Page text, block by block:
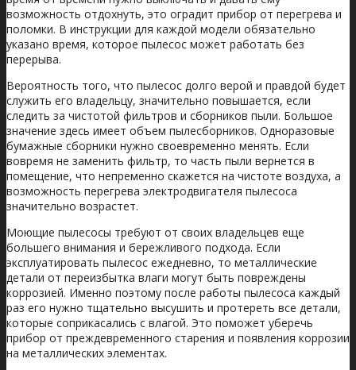
возможность отдохнуть, это оградит прибор от перегрева и
поломки. В инструкции для каждой модели обязательно
указано время, которое пылесос может работать без
перерыва.
Вероятность того, что пылесос долго верой и правдой будет
служить его владельцу, значительно повышается, если
следить за чистотой фильтров и сборников пыли. Большое
значение здесь имеет объем пылесборников. Одноразовые
бумажные сборники нужно своевременно менять. Если
вовремя не заменить фильтр, то часть пыли вернется в
помещение, что непременно скажется на чистоте воздуха, а
возможность перегрева электродвигателя пылесоса
значительно возрастет.
Моющие пылесосы требуют от своих владельцев еще
большего внимания и бережливого подхода. Если
эксплуатировать пылесос ежедневно, то металлические
детали от переизбытка влаги могут быть повреждены
коррозией. Именно поэтому после работы пылесоса каждый
раз его нужно тщательно высушить и протереть все детали,
которые соприкасались с влагой. Это поможет уберечь
прибор от преждевременного старения и появления коррозии
на металлических элементах.